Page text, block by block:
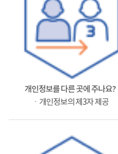
개인정보를 다른 곳에 주나요?
ㆍ개인정보의 제3자 제공